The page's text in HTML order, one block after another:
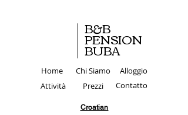
B&B
PENSION
BUBA
Attività
Home
Prezzi
Chi Siamo
Contatto
Alloggio
Croatian